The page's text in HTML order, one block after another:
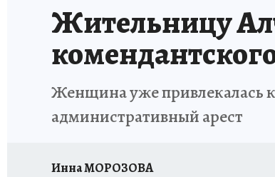
Жительницу
Женщина уже привлекалась к
административный арест
Инна МОРОЗОВА